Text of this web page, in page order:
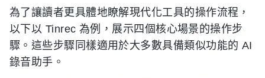
為了讓讀者更具體地瞭解現代化工具的操作流程，
以下以 Tinrec 為例，展示四個核心場景的操作步
驟。這些步驟同樣適用於大多數具備類似功能的 AI
錄音助手。